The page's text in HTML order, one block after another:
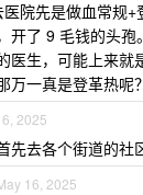
医院先是做血常规
开了 9 毛钱的头孢。
医生，可能上来就
万一真是登革热呢
2025
先去各个街道的社
16, 2025